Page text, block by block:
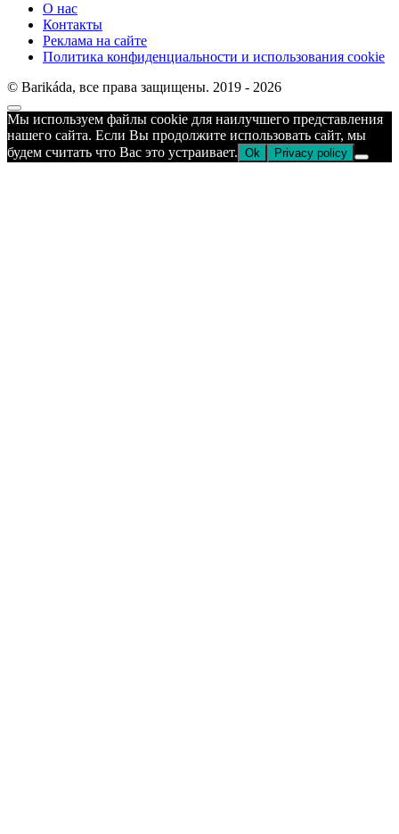
О нас
Контакты
Реклама на сайте
Политика конфиденциальности и использования cookie
© Barikáda, все права защищены. 2019 - 2026
Прокрутка
к
верху
Мы используем файлы cookie для наилучшего представления
нашего сайта. Если Вы продолжите использовать сайт, мы
будем считать что Вас это устраивает. Ok Privacy policy